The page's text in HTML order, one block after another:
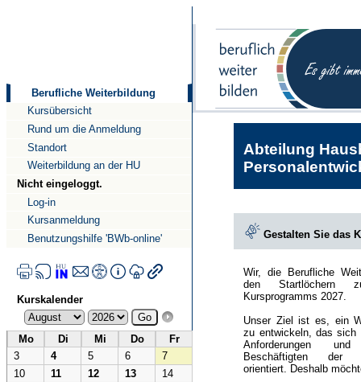
Berufliche Weiterbildung
Kursübersicht
Rund um die Anmeldung
Standort
Weiterbildung an der HU
Nicht eingeloggt.
Log-in
Kursanmeldung
Benutzungshilfe 'BWb-online'
Kurskalender
Mo Di Mi Do
Fr
3
4 5 6
7
10
11 12 13
14
Abteilung
Gestalten Sie das
Wir, die Berufliche
den Startlöchern
Kursprogramms 2027.
Unser Ziel ist es, ein
zu entwickeln, das sich
Anforderungen
Beschäftigten der
orientiert. Deshalb